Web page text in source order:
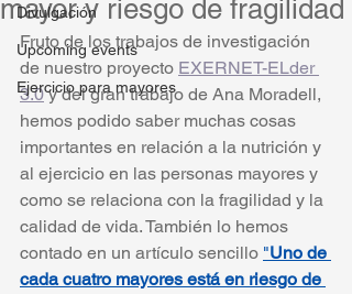
Divulgación
Upcoming events
Ejercicio para mayores
mayor y riesgo de fragilidad
Fruto de los trabajos de investigación
de nuestro proyecto EXERNET-ELder
3.0 y del gran trabajo de Ana Moradell,
hemos podido saber muchas cosas
importantes en relación a la nutrición y
al ejercicio en las personas mayores y
como se relaciona con la fragilidad y la
calidad de vida. También lo hemos
contado en un artículo sencillo "Uno de
cada cuatro mayores está en riesgo de